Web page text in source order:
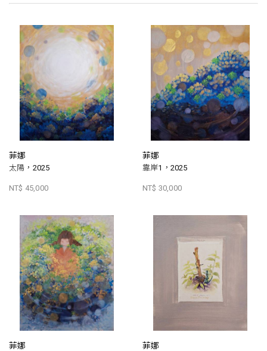
菲娜
太陽，2025
NT$ 45,000
菲娜
靠岸1，2025
NT$ 30,000
菲娜 菲娜